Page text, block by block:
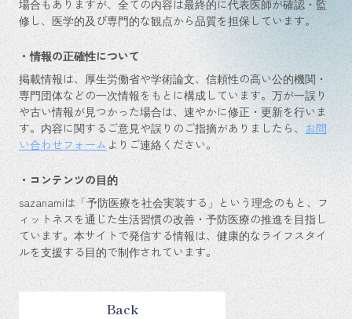
場合もありますが、全ての内容は最終的に代表医師が確認・監
修し、医学的及び専門的な観点から品質を担保しています。
・情報の正確性について
掲載情報は、厚生労働省や学術論文、信頼性の高い公的機関・
専門団体などの一次情報をもとに構成しています。万が一誤り
や古い情報が見つかった場合は、速やかに修正・更新を行いま
す。内容に関するご意見や誤りのご指摘がありましたら、 お問
い合わせフォーム よりご連絡ください。
・コンテンツの目的
sazanamiは「予防医療を社会実装する」という理念のもと、フ
ィットネスを通じた生活習慣の改善・予防医療の推進を目指し
ています。本サイトで発信する情報は、健康的なライフスタイ
ルを支援する目的で制作されています。
Back